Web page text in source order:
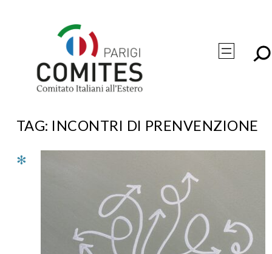
TAG: INCONTRI DI PRENVENZIONE